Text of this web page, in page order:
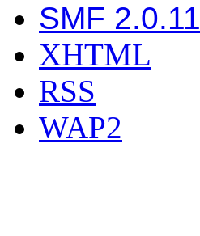
SMF 2.0.11
XHTML
RSS
WAP2